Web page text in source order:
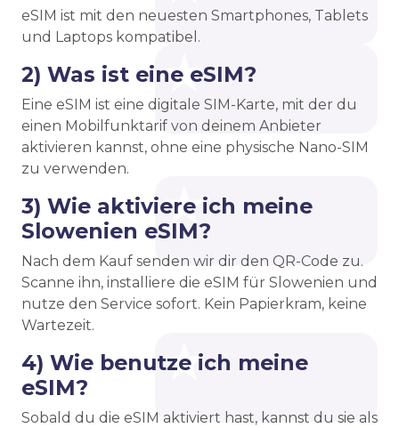
eSIM ist mit den neuesten Smartphones, Tablets
und Laptops kompatibel.
2) Was ist eine eSIM?
Eine eSIM ist eine digitale SIM-Karte, mit der du
einen Mobilfunktarif von deinem Anbieter
aktivieren kannst, ohne eine physische Nano-SIM
zu verwenden.
3) Wie aktiviere ich meine
Slowenien eSIM?
Nach dem Kauf senden wir dir den QR-Code zu.
Scanne ihn, installiere die eSIM für Slowenien und
nutze den Service sofort. Kein Papierkram, keine
Wartezeit.
4) Wie benutze ich meine
eSIM?
Sobald du die eSIM aktiviert hast, kannst du sie als